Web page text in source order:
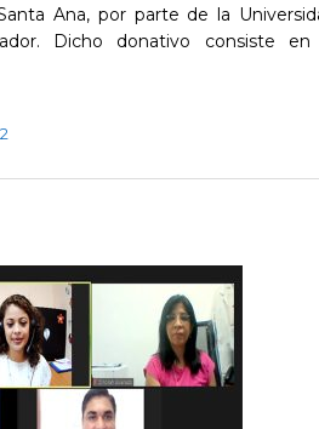
Ana, por parte de la
Dicho donativo consiste en